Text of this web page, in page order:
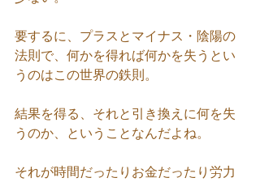
要するに、プラスとマイナス・陰陽の
法則で、何かを得れば何かを失うとい
うのはこの世界の鉄則。
結果を得る、それと引き換えに何を失
うのか、ということなんだよね。
それが時間だったりお金だったり労力